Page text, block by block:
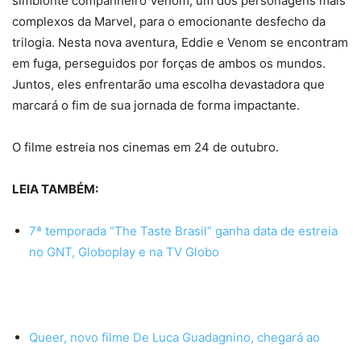
complexos da Marvel, para o emocionante desfecho da
trilogia. Nesta nova aventura, Eddie e Venom se encontram
em fuga, perseguidos por forças de ambos os mundos.
Juntos, eles enfrentarão uma escolha devastadora que
marcará o fim de sua jornada de forma impactante.
O filme estreia nos cinemas em 24 de outubro.
LEIA TAMBÉM:
7ª temporada “The Taste Brasil” ganha data de estreia
no GNT, Globoplay e na TV Globo
Queer, novo filme De Luca Guadagnino, chegará ao